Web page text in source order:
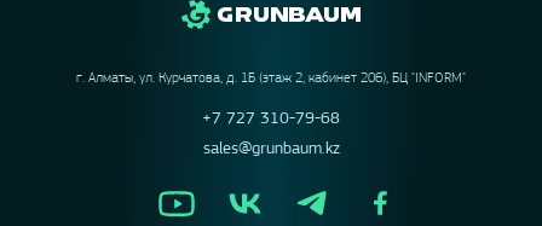
г. Алматы, ул. Курчатова, д. 1Б (этаж 2, кабинет 206), БЦ "INFORM"
+7 727 310-79-68
sales@grunbaum.kz